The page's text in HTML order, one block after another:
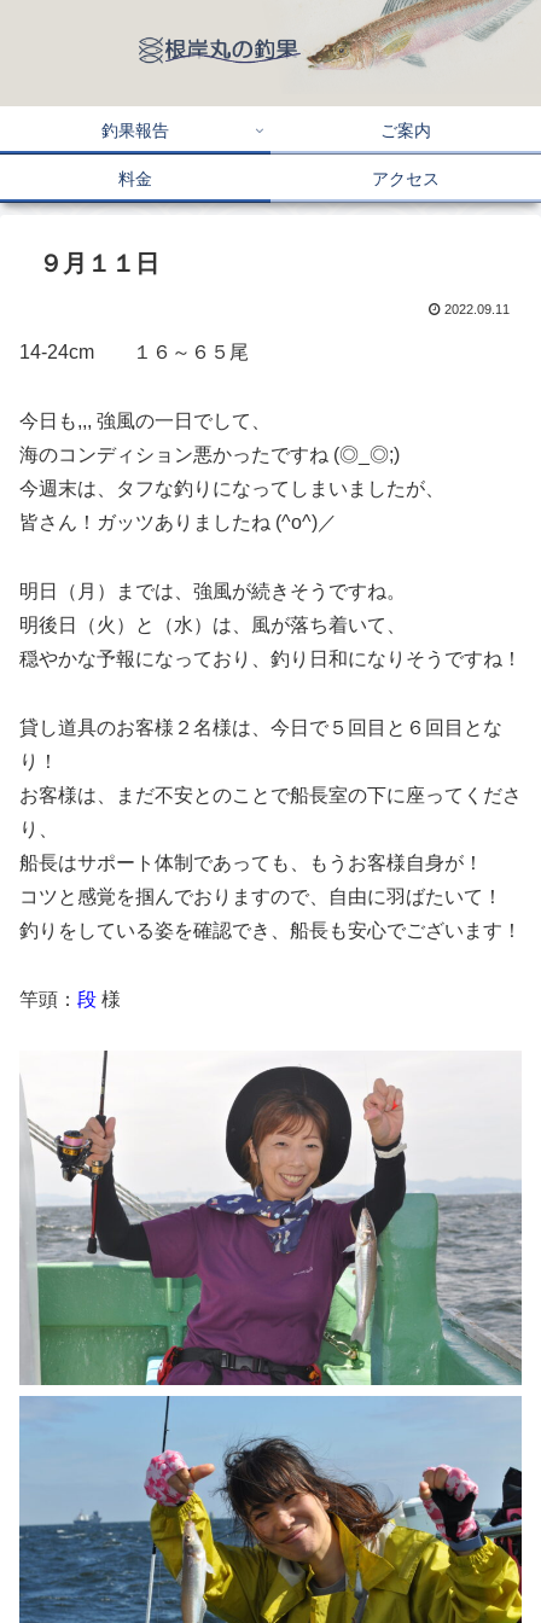
釣果報告 ご案内
料金 アクセス
９月１１日
2022.09.11
14-24cm １６～６５尾
今日も,,, 強風の一日でして、
海のコンディション悪かったですね (◎_◎;)
今週末は、タフな釣りになってしまいましたが、
皆さん！ガッツありましたね (^o^)／
明日（月）までは、強風が続きそうですね。
明後日（火）と（水）は、風が落ち着いて、
穏やかな予報になっており、釣り日和になりそうですね！
貸し道具のお客様２名様は、今日で５回目と６回目とな
り！
お客様は、まだ不安とのことで船長室の下に座ってくださ
り、
船長はサポート体制であっても、もうお客様自身が！
コツと感覚を掴んでおりますので、自由に羽ばたいて！
釣りをしている姿を確認でき、船長も安心でございます！
竿頭： 段 様